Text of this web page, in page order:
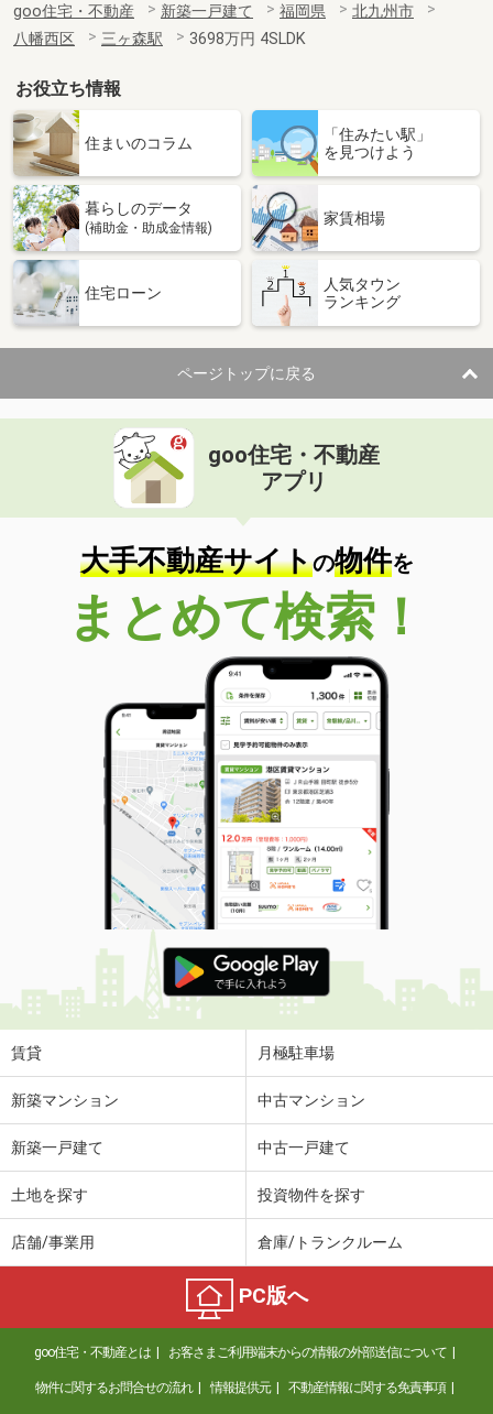
goo住宅・不動産 新築一戸建て 福岡県
北九州市
八幡西区
三ヶ森駅 3698万円 4SLDK
お役立ち情報
住まいのコラム
「住みたい駅」
を見つけよう
暮らしのデータ
(補助金・助成金情報)
家賃相場
住宅ローン
人気タウン
ランキング
ページトップに戻る
goo住宅・不動産
アプリ
大手不動産サイトの物件を
まとめて検索！
賃貸 月極駐車場
新築マンション 中古マンション
新築一戸建て 中古一戸建て
土地を探す 投資物件を探す
店舗/事業用 倉庫/トランクルーム
PC版へ
goo住宅・不動産とは お客さまご利用端末からの情報の外部送信について
物件に関するお問合せの流れ 情報提供元 不動産情報に関する免責事項